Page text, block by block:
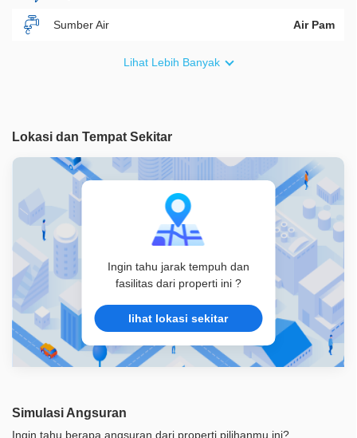
Sumber Air Air Pam
Lihat Lebih Banyak
Lokasi dan Tempat Sekitar
Ingin tahu jarak tempuh dan
fasilitas dari properti ini ?
lihat lokasi sekitar
Simulasi Angsuran
Ingin tahu berapa angsuran dari properti pilihanmu ini?